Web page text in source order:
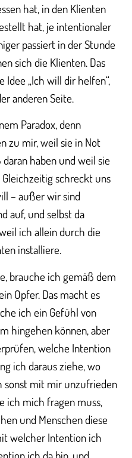
hat, in den Klienten
hat, je intentionaler
passiert in der Stunde
sich die Klienten. Das
„Ich will dir helfen“,
anderen Seite.
Paradox, denn
zu mir, weil sie in Not
haben und weil sie
schreckt uns
– außer wir sind
auf, und selbst da
ich allein durch die
installiere.
brauche ich gemäß dem
Opfer. Das macht es
ich ein Gefühl von
hingehen können, aber
welche Intention
ich daraus ziehe, wo
sonst mit mir unzufrieden
ich mich fragen muss,
und Menschen diese
welcher Intention ich